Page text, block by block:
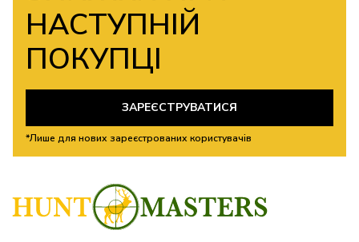
НАСТУПНІЙ
ПОКУПЦІ
ЗАРЕЄСТРУВАТИСЯ
*Лише для нових зареєстрованих користувачів